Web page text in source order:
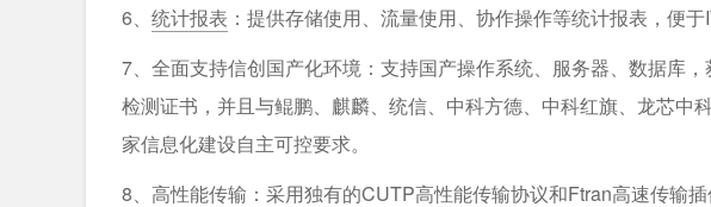
6、 统计报表 ：提供存储使用、流量使用、协作操作等统计报表，便于
7、全面支持信创国产化环境：支持国产操作系统、服务器、数据库
检测证书，并且与鲲鹏、麒麟、统信、中科方德、中科红旗、龙芯中
家信息化建设自主可控要求。
8、高性能传输：采用独有的CUTP高性能传输协议和Ftran高速传输